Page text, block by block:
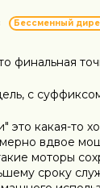
Бессменный
финальная
с
это какая-то
вдвое
моторы
сроку